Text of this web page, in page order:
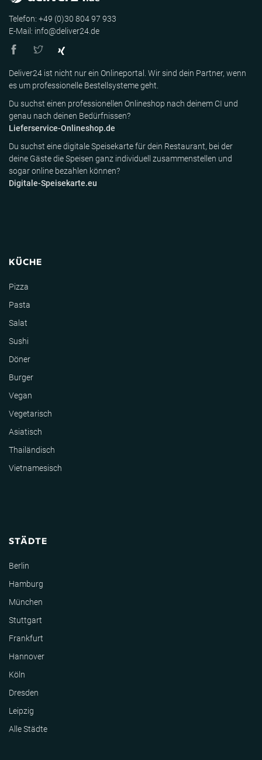
Telefon: +49 (0)30 804 97 933
E-Mail: info@deliver24.de
Deliver24 ist nicht nur ein Onlineportal. Wir sind dein Partner, wenn
es um professionelle Bestellsysteme geht.
Du suchst einen professionellen Onlineshop nach deinem CI und
genau nach deinen Bedürfnissen?
Lieferservice-Onlineshop.de
Du suchst eine digitale Speisekarte für dein Restaurant, bei der
deine Gäste die Speisen ganz individuell zusammenstellen und
sogar online bezahlen können?
Digitale-Speisekarte.eu
KÜCHE
Pizza
Pasta
Salat
Sushi
Döner
Burger
Vegan
Vegetarisch
Asiatisch
Thailändisch
Vietnamesisch
STÄDTE
Berlin
Hamburg
München
Stuttgart
Frankfurt
Hannover
Köln
Dresden
Leipzig
Alle Städte